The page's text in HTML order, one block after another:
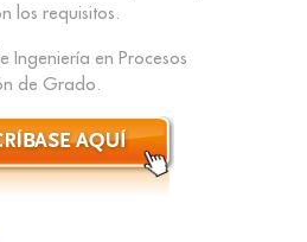
los requisitos.
Ingeniería en Procesos
de Grado.